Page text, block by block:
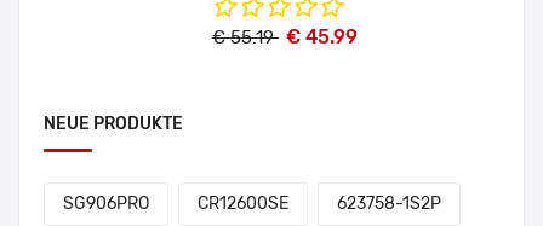
€ 55.19 € 45.99
NEUE PRODUKTE
SG906PRO CR12600SE 623758-1S2P